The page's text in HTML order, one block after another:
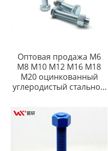
Оптовая продажа M6
M8 M10 M12 M16 M18
M20 оцинкованный
углеродистый стальной